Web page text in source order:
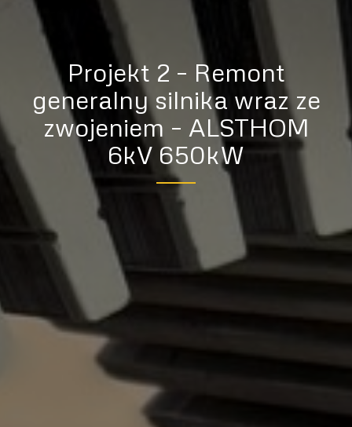
Projekt 2 – Remont
generalny silnika wraz ze
zwojeniem – ALSTHOM
6kV 650kW